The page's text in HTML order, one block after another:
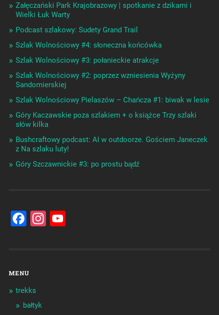
Załęczański Park Krajobrazowy | spotkanie z dzikami i
Wielki Łuk Warty
Podcast szlakowy: Sudety Grand Trail
Szlak Wolnościowy #4: słoneczna końcówka
Szlak Wolnościowy #3: połanieckie atrakcje
Szlak Wolnościowy #2: poprzez wzniesienia Wyżyny
Sandomierskiej
Szlak Wolnościowy Pielaszów – Chańcza #1: biwak w lesie
Góry Kaczawskie poza szlakiem + o książce Trzy szlaki
słów kilka
Bushcraftowy podcast: AI w outdoorze. Gościem Janeczek
z Na szlaku luty!
Góry Szczawnickie #3: po prostu bądź
Facebook
Instagram
YouTube
MENU
trekks
bałtyk